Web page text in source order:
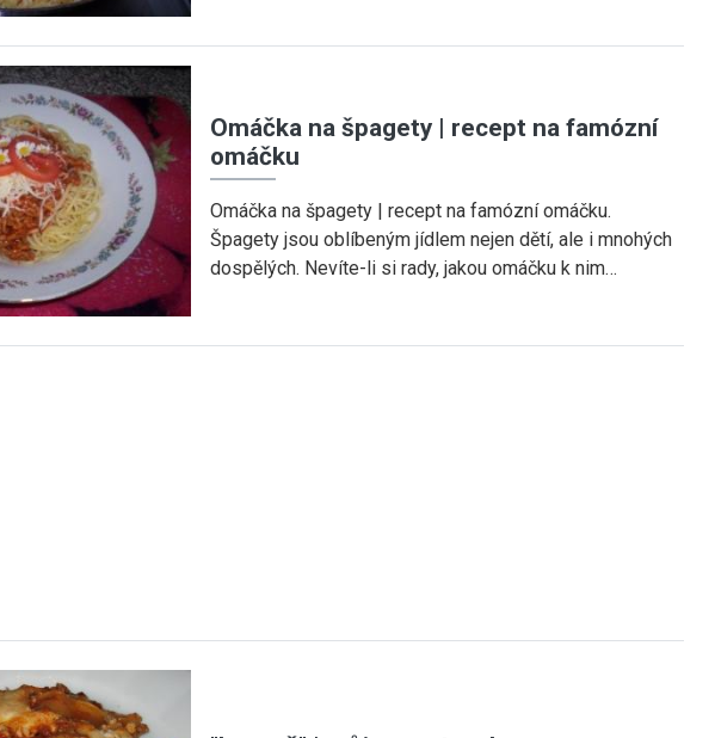
Omáčka na špagety | recept na famózní
omáčku
Omáčka na špagety | recept na famózní omáčku.
Špagety jsou oblíbeným jídlem nejen dětí, ale i mnohých
dospělých. Nevíte-li si rady, jakou omáčku k nim…